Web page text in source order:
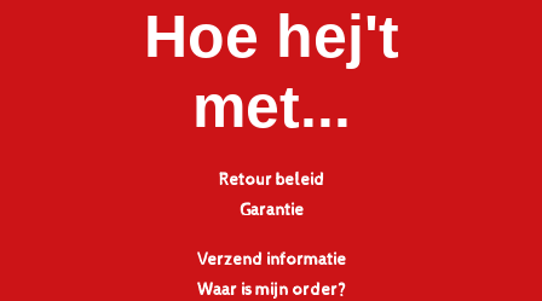
Hoe hej't
met...
Retour beleid
Garantie
Verzend informatie
Waar is mijn order?